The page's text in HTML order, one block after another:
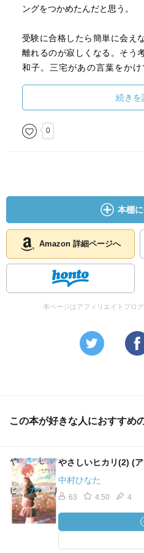
ングをつかめたんだと思う。
受験に合格したら簡単に会え
離れるのが寂しくなる。そう
和子。三宅があの言葉をか
のなんだ」って思いからなの
て変わっていく姿が見てて心
12話では三宅の東京でのつら
思った三宅。オセロのように
のは人の縁だったりするからね
そして、最終話。きっとあの
た！最後の「三宅くんの代わ
のあたたかさ。代わりはいる
代わりがいない自分になった
「時間というのはどうして
限って あっという間に過ぎて
続きを
0
本棚
Amazon 詳細ページへ
本ページはアフィリエイトプロ
この本が好きな人におすすめ
やさしいヒカリ(2) (
中村ひなた
63 4.50 4